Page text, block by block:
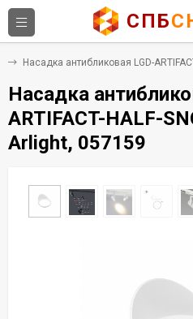
СПБ
Насадка антибликовая LGD-
Насадка
ARTIFACT-HALF-
Arlight, 057159